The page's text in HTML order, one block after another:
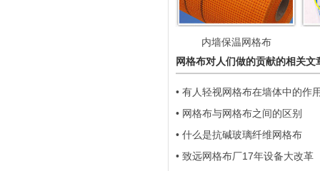
内墙保温网格布
网格布对人们做的贡献的相关文
• 有人轻视网格布在墙体中的作
• 网格布与网格布之间的区别
• 什么是抗碱玻璃纤维网格布
• 致远网格布厂17年设备大改革